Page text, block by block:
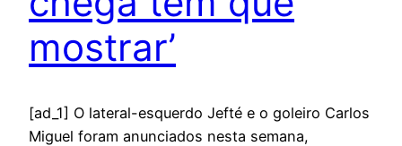
mostrar’
[ad_1] O lateral-esquerdo Jefté e o goleiro Carlos
Miguel foram anunciados nesta semana,